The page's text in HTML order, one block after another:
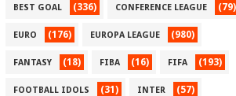
BEST GOAL (336) CONFERENCE LEAGUE (79)
EURO (176) EUROPA LEAGUE (980)
FANTASY (18) FIBA (16) FIFA (193)
FOOTBALL IDOLS (31) INTER (57)